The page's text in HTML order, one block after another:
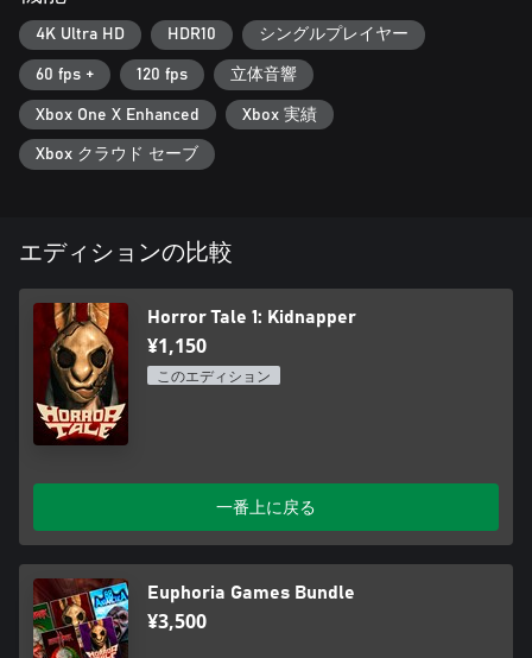
4K Ultra HD HDR10 シングルプレイヤー
60 fps + 120 fps 立体音響
Xbox One X Enhanced Xbox 実績
Xbox クラウド セーブ
エディションの比較
Horror Tale 1: Kidnapper
¥1,150
このエディション
一番上に戻る
Euphoria Games Bundle
¥3,500